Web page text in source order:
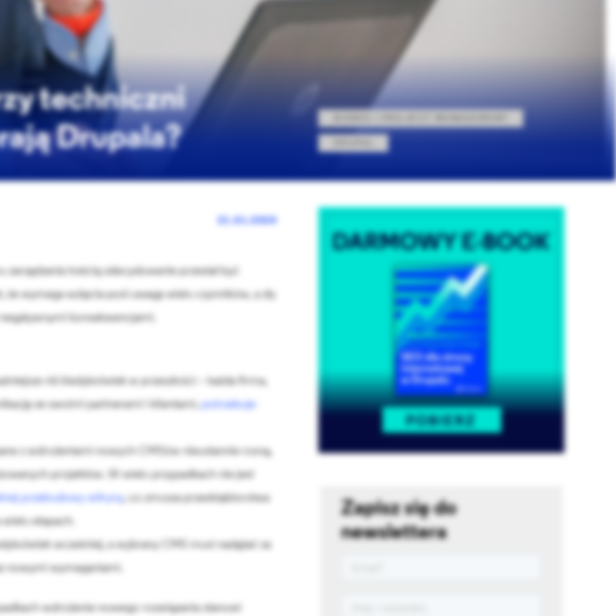
techniczni
Drupala?
21.01.2020
zarządzania treścią zdecydowanie przestał być
że wymaga wzięcia pod uwagę wielu czynników, a zły
konsekwencjami.
niż kiedykolwiek w przeszłości – każda firma,
ze swoimi partnerami i klientami, potrzebuje
z wdrożeniami nowych CMSów nieustannie rosną,
projektów. W wielu przypadkach nie jest
przebudowy witryny, co zmusza przedsiębiorstwa
etapach.
wcześniej, a wybrany CMS musi nadążać za
wymaganiami.
wdrożenie nowego rozwiązania stanowi
Zapisz się do
newslettera